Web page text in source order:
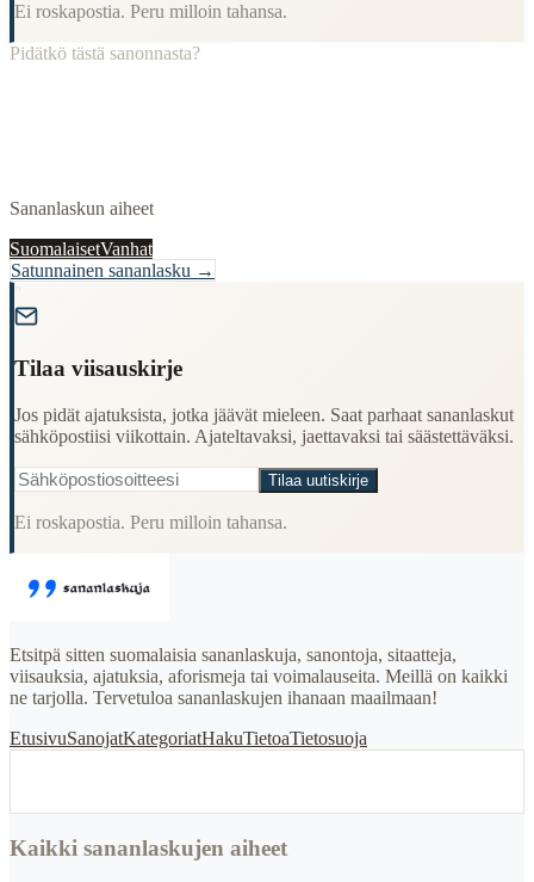
Ei roskapostia. Peru milloin tahansa.
Pidätkö tästä sanonnasta?
Sananlaskun aiheet
SuomalaisetVanhat
Satunnainen sananlasku →
Tilaa viisauskirje
Jos pidät ajatuksista, jotka jäävät mieleen. Saat parhaat sananlaskut
sähköpostiisi viikottain. Ajateltavaksi, jaettavaksi tai säästettäväksi.
Tilaa uutiskirje
Ei roskapostia. Peru milloin tahansa.
Etsitpä sitten suomalaisia sananlaskuja, sanontoja, sitaatteja,
viisauksia, ajatuksia, aforismeja tai voimalauseita. Meillä on kaikki
ne tarjolla. Tervetuloa sananlaskujen ihanaan maailmaan!
EtusivuSanojatKategoriatHakuTietoaTietosuoja
Kaikki sananlaskujen aiheet